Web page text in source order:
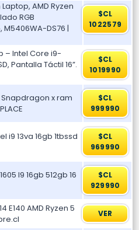
Laptop, AMD Ryzen
RGB
DS76 |
$CL
1022579
– Intel Core i9-
Pantalla Táctil 16”.
$CL
1019990
x ram
$CL
999990
i9 13va 16gb 1tbssd
$CL
969990
I9 16gb 512gb 16
$CL
929990
E140 AMD Ryzen 5
VER